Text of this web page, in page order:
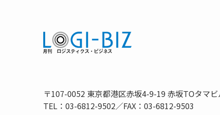
〒107-0052 東京都港区赤坂4-9-19 赤坂TOタマ
TEL：03-6812-9502／FAX：03-6812-9503